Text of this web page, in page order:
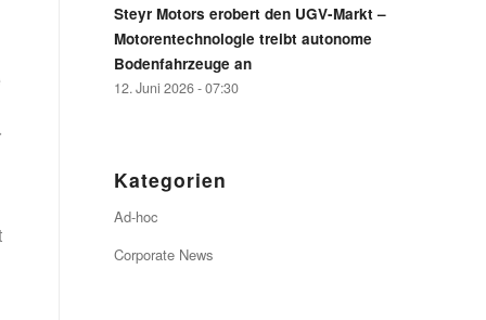
Steyr Motors erobert den UGV-Markt –
Motorentechnologie treibt autonome
Bodenfahrzeuge an
12. Juni 2026 - 07:30
Kategorien
Ad-hoc
Corporate News